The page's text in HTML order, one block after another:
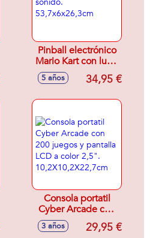
Pinball electrónico
Mario Kart con luz y
sonido.
53,7x6x26,3cm
5 años 34,95 €
Consola portatil
Cyber Arcade con
200 juegos y
pantalla LCD a
3 años 29,95 €